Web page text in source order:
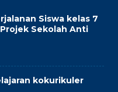
Siswa kelas 7
Projek Sekolah Anti
kokurikuler